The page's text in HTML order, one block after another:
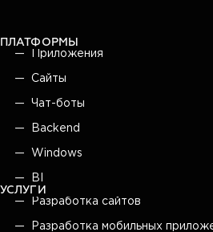
ПЛАТФОРМЫ
Приложения
Сайты
Чат-боты
Backend
Windows
BI
УСЛУГИ
Разработка сайтов
Разработка мобильных